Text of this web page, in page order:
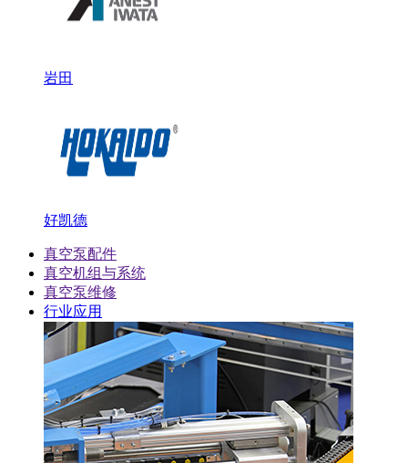
岩田
好凯德
真空泵配件
真空机组与系统
真空泵维修
行业应用